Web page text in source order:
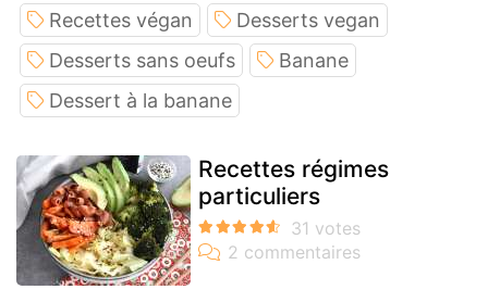
Recettes végan
Desserts vegan
Desserts sans oeufs
Banane
Dessert à la banane
Recettes régimes
particuliers